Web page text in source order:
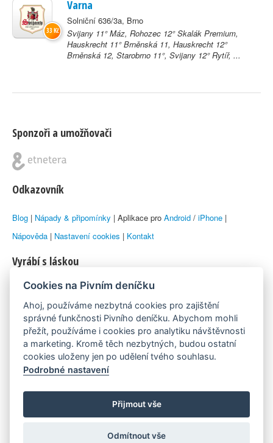
Varna
Solniční 636/3a, Brno
Svijany 11° Máz, Rohozec 12° Skalák Premium,
Hauskrecht 11° Brněnská 11, Hauskrecht 12°
Brněnská 12, Starobrno 11°, Svijany 12° Rytíř, ...
33 Kč
Sponzoři a umožňovači
Odkazovník
Blog | Nápady & připomínky | Aplikace pro Android / iPhone |
Nápověda | Nastavení cookies | Kontakt
Vyrábí s láskou
© 2010–2026 byLukáš Zemanaka Emka
Máme rádi
Pivní.info
Poznámka pod čarou
Pivní deníček je nezávislý zdroj, který není spjat s žádným
konkrétním pivovarem ani restaurací. Názory uživatelů nemusí nutně
reprezentovat názory tvůrců Deníčku.
Cookies na Pivním deníčku
Ahoj, používáme nezbytná cookies pro zajištění
správné funkčnosti Pivního deníčku. Abychom mohli
přežít, používáme i cookies pro analytiku návštěvnosti
a marketing. Kromě těch nezbytných, budou ostatní
cookies uloženy jen po udělení tvého souhlasu.
Podrobné nastavení
Přijmout vše
Odmítnout vše